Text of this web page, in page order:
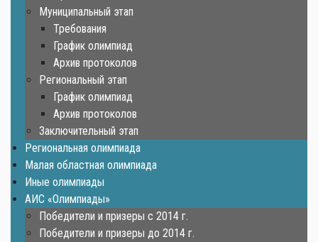
Муниципальный этап
Требования
График олимпиад
Архив протоколов
Региональный этап
График олимпиад
Архив протоколов
Заключительный этап
Региональная олимпиада
Малая областная олимпиада
Иные олимпиады
АИС «Олимпиады»
Победители и призеры с 2014 г.
Победители и призеры до 2014 г.